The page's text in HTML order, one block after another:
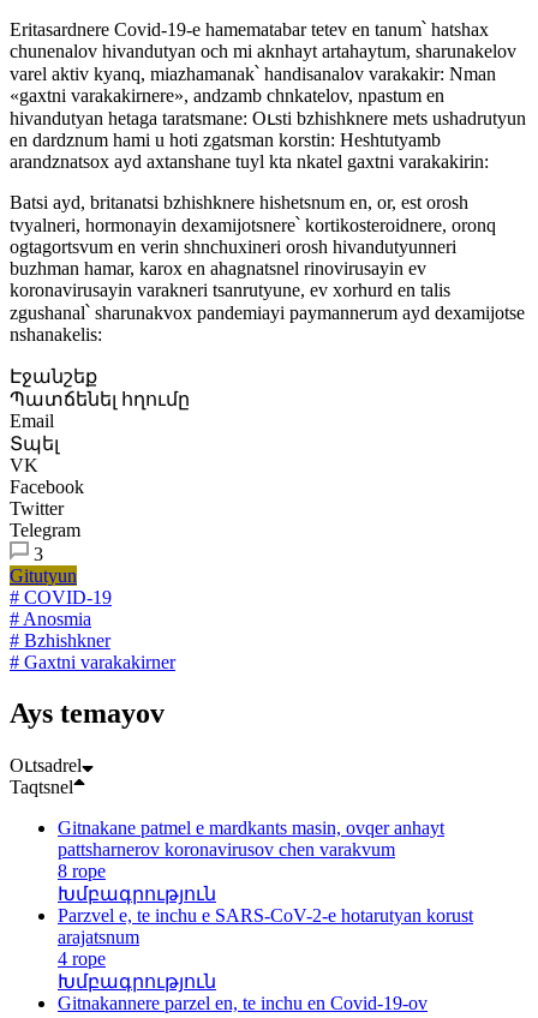
Eritasardnere Covid-19-e hamematabar tetev en tanum՝ hatshax
chunenalov hivandutyan och mi aknhayt artahaytum, sharunakelov
varel aktiv kyanq, miazhamanak՝ handisanalov varakakir: Nman
«gaxtni varakakirnere», andzamb chnkatelov, npastum en
hivandutyan hetaga taratsmane: Oւsti bzhishknere mets ushadrutyun
en dardznum hami u hoti zgatsman korstin: Heshtutyamb
arandznatsox ayd axtanshane tuyl kta nkatel gaxtni varakakirin:
Batsi ayd, britanatsi bzhishknere hishetsnum en, or, est orosh
tvyalneri, hormonayin dexamijotsnere՝ kortikosteroidnere, oronq
ogtagortsvum en verin shnchuxineri orosh hivandutyunneri
buzhman hamar, karox en ahagnatsnel rinovirusayin ev
koronavirusayin varakneri tsanrutyune, ev xorhurd en talis
zgushanal՝ sharunakvox pandemiayi paymannerum ayd dexamijotse
nshanakelis:
Էջանշեք
Պատճենել հղումը
Email
Տպել
VK
Facebook
Twitter
Telegram
3
Gitutyun
# COVID-19
# Anosmia
# Bzhishkner
# Gaxtni varakakirner
Ays temayov
Oւtsadrel
Taqtsnel
Gitnakane patmel e mardkants masin, ovqer anhayt
pattsharnerov koronavirusov chen varakvum
8 rope
Խմբագրություն
Parzvel e, te inchu e SARS-CoV-2-e hotarutyan korust
arajatsnum
4 rope
Խմբագրություն
Gitnakannere parzel en, te inchu en Covid-19-ov